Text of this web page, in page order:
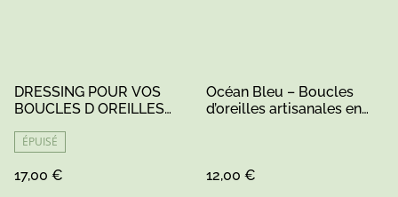
DRESSING POUR VOS
BOUCLES D OREILLES
ÉPUISÉ
17,00 €
Océan Bleu – Boucles
d’oreilles artisanales en
12,00 €